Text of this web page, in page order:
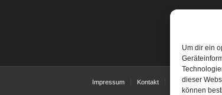
Um dir ein
dieser
können
Impressum Kontakt Über uns